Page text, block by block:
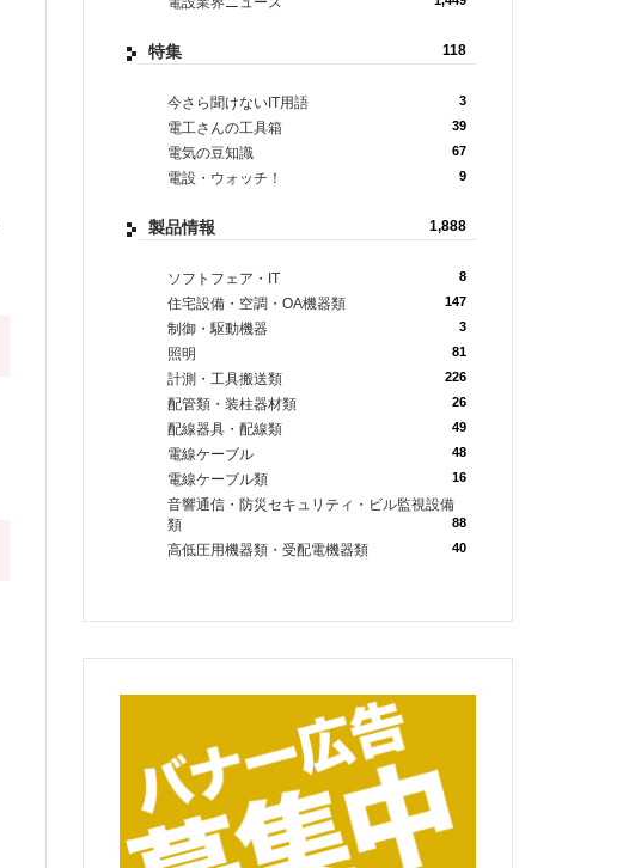
特集 118
今さら聞けないIT用語 3
電工さんの工具箱 39
電気の豆知識 67
電設・ウォッチ！ 9
製品情報 1,888
ソフトフェア・IT 8
住宅設備・空調・OA機器類 147
制御・駆動機器 3
照明 81
計測・工具搬送類 226
配管類・装柱器材類 26
配線器具・配線類 49
電線ケーブル 48
電線ケーブル類 16
音響通信・防災セキュリティ・ビル監視設備
類
88
高低圧用機器類・受配電機器類 40